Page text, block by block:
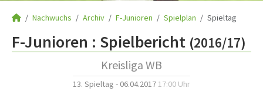
Nachwuchs Archiv F-Junioren Spielplan Spieltag
F-Junioren : Spielbericht (2016/17)
Kreisliga WB
13. Spieltag - 06.04.2017 17:00 Uhr